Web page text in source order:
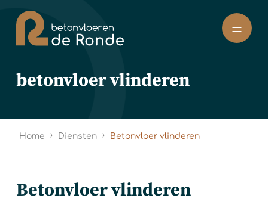
Naar hoofdinhoud
betonvloer vlinderen
Home › Diensten › Betonvloer vlinderen
Betonvloer vlinderen